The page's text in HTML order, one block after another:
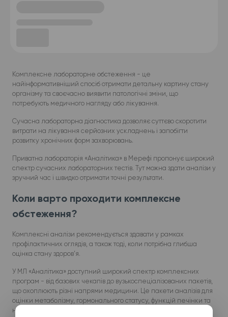
Комплексне лабораторне обстеження - це
найінформативніший спосіб отримати детальну картину стану
організму та своєчасно виявити патологічні зміни, що
потребують медичного нагляду або лікування.
Сучасна лабораторна діагностика дозволяє суттєво скоротити
витрати на лікування серйозних ускладнень і запобігти
розвитку хронічних форм захворювань.
Приватна лабораторія «Аналітика» в Мерефі пропонує широкий
спектр сучасних лабораторних тестів. Тут можна здати аналізи у
зручний час і швидко отримати точні результати.
Коли варто проходити комплексне
обстеження?
Комплексні аналізи рекомендується здавати у рамках
профілактичних оглядів, а також тоді, коли потрібна глибша
оцінка стану здоров’я.
У МЛ «Аналітика» доступний широкий спектр комплексних
програм - від базових чекапів до вузькоспеціалізованих пакетів,
що охоплюють різні напрями медицини. Це пакети аналізів для
оцінки метаболізму, гормонального статусу, функцій печінки та
нирок, серцево-судинного ризику, репродуктивного здоров’я,